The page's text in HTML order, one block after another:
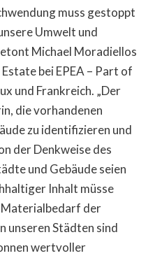
muss gestoppt
Umwelt und
Michael Moradiellos
bei EPEA – Part of
und Frankreich. „Der
die vorhandenen
zu identifizieren und
der Denkweise des
und Gebäude seien
Inhalt müsse
der
unseren Städten sind
wertvoller